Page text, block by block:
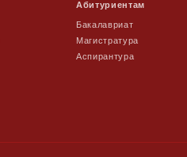
Абитуриентам
Бакалавриат
Магистратура
Аспирантура